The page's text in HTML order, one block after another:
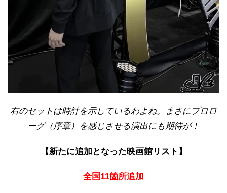
右のセットは時計を示しているわよね。まさにプロロ
ーグ（序章）を感じさせる演出にも期待が！
【新たに追加となった映画館リスト】
全国11箇所追加